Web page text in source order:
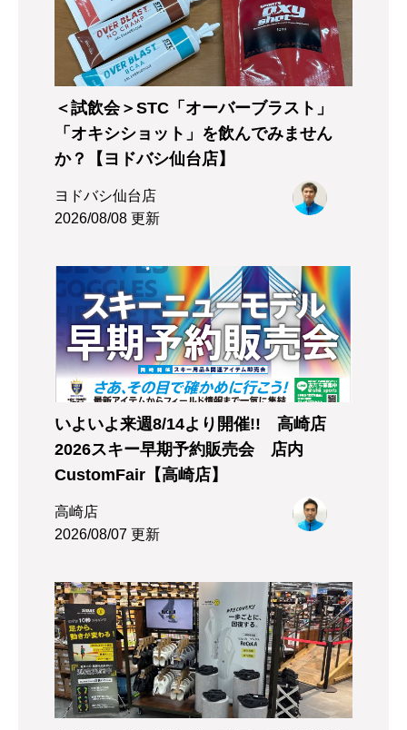
＜試飲会＞STC「オーバーブラスト」
「オキシショット」を飲んでみません
か？【ヨドバシ仙台店】
ヨドバシ仙台店
2026/08/08 更新
いよいよ来週8/14より開催!! 高崎店
2026スキー早期予約販売会 店内
CustomFair【高崎店】
高崎店
2026/08/07 更新